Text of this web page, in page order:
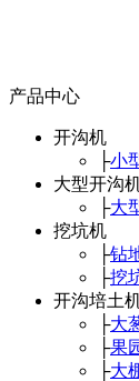
产品中心
开沟机
├小
大型开沟
├大
挖坑机
├钻
├挖
开沟培土
├大
├果
├大